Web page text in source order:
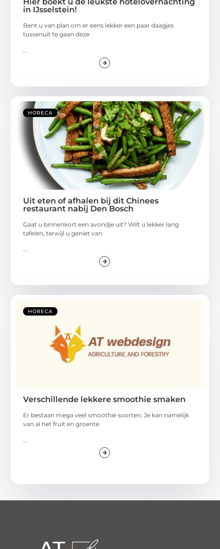
Hier boekt u de leukste hotelovernachting
in IJsselstein!
Bent u van plan om er eens lekker een paar daagjes
tussenuit te gaan deze
HORECA
Uit eten of afhalen bij dit Chinees
restaurant nabij Den Bosch
Gaat u binnenkort een avondje uit? Wilt u lekker lang
tafelen, terwijl u geniet van
...
HORECA
Verschillende lekkere smoothie smaken
Er bestaan mega veel smoothie soorten. Je kan namelijk
van al het fruit en groente